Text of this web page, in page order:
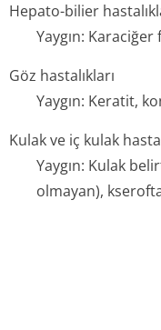
Hepato-bilier
Yaygın:
Göz hastalıkları
Yaygın: Keratit,
Kulak ve iç kulak
Yaygın: Kulak
olmayan),